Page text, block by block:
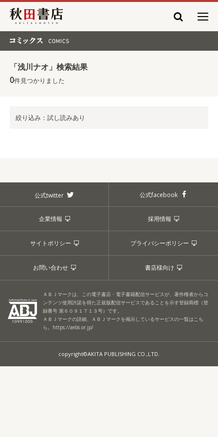
秋田書店
「浅川ナオ」検索結果
0件見つかりました
絞り込み：試し読みあり
公式twitter 公式facebook
企業情報 採用情報
サイトポリシー プライバシーポリシー
お問い合わせ 書店様向け
ＡＢＪマークは、この電子書店・電子書籍配信サービスが、著作権者からコ
ンテンツ使用許諾を得た正規版配信サービスであることを示す登録商標（登
録番号 第６０９１７１３号）です。
ＡＢＪマークの詳細、ＡＢＪマークを掲示しているサービスの一覧はこち
ら。 https://aebs.or.jp/
copyright©AKITA PUBLISHING CO.,LTD.